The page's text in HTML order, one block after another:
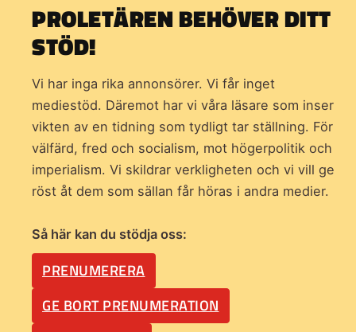
PROLETÄREN BEHÖVER DITT
STÖD!
Vi har inga rika annonsörer. Vi får inget
mediestöd. Däremot har vi våra läsare som inser
vikten av en tidning som tydligt tar ställning. För
välfärd, fred och socialism, mot högerpolitik och
imperialism. Vi skildrar verkligheten och vi vill ge
röst åt dem som sällan får höras i andra medier.
Så här kan du stödja oss:
PRENUMERERA
GE BORT PRENUMERATION